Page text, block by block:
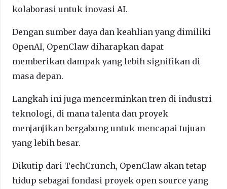
kolaborasi untuk inovasi AI.
Dengan sumber daya dan keahlian yang dimiliki
OpenAI, OpenClaw diharapkan dapat
memberikan dampak yang lebih signifikan di
masa depan.
Langkah ini juga mencerminkan tren di industri
teknologi, di mana talenta dan proyek
menjanjikan bergabung untuk mencapai tujuan
yang lebih besar.
Dikutip dari TechCrunch, OpenClaw akan tetap
hidup sebagai fondasi proyek open source yang